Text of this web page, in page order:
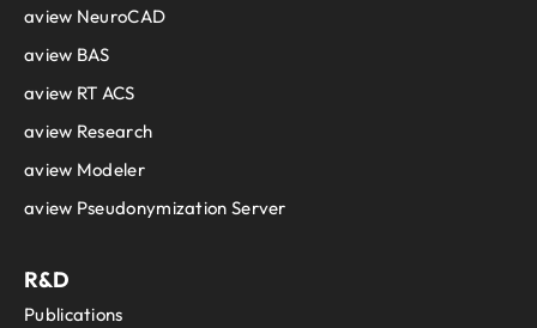
aview NeuroCAD
aview BAS
aview RT ACS
aview Research
aview Modeler
aview Pseudonymization Server
R&D
Publications